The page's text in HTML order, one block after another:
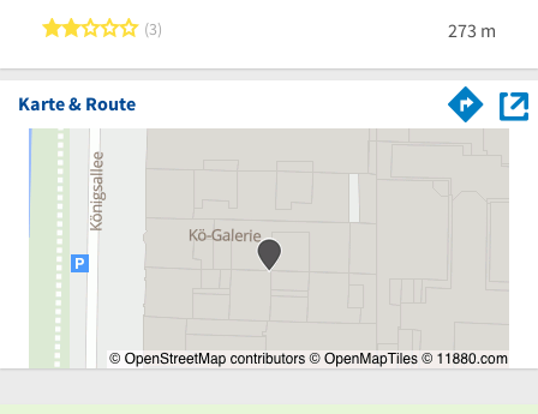
2 von 5 Sternen
3 273 m
Karte & Route